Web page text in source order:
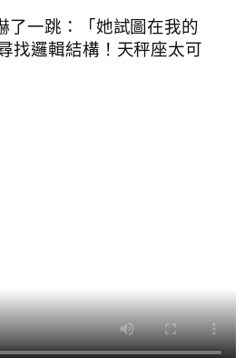
了一跳：「她試圖在我的
找邏輯結構！天秤座太可